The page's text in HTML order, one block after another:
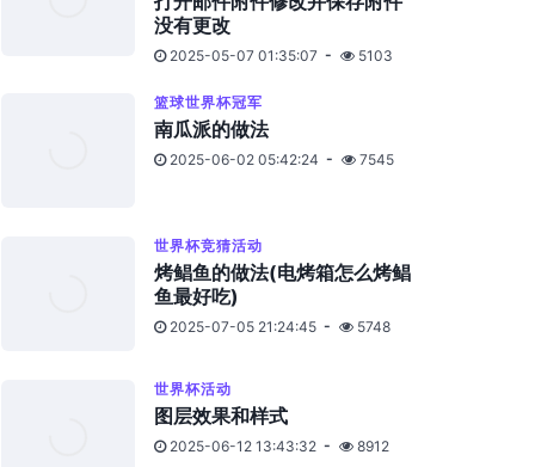
没有更改
2025-05-07 01:35:07 5103
篮球世界杯冠军
南瓜派的做法
2025-06-02 05:42:24 7545
世界杯竞猜活动
烤鲳鱼的做法(电烤箱怎么烤鲳
鱼最好吃)
2025-07-05 21:24:45 5748
世界杯活动
图层效果和样式
2025-06-12 13:43:32 8912